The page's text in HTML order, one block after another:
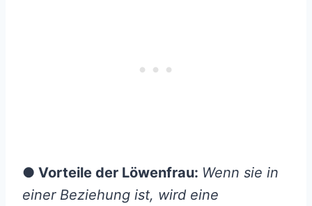
● Vorteile der Löwenfrau: Wenn sie in
einer Beziehung ist, wird eine